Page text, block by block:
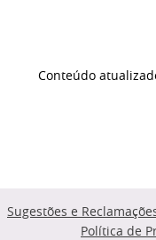
Conteúdo
Sugestões e
Política de